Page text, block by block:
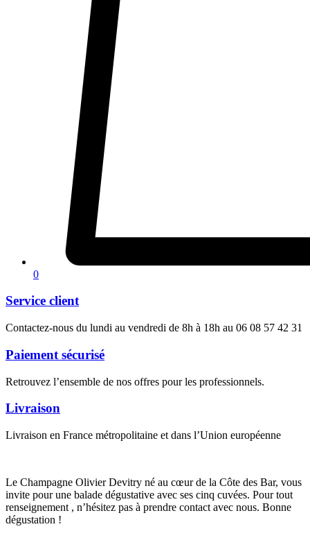
0
Service client
Contactez-nous du lundi au vendredi de 8h à 18h au 06 08 57 42 31
Paiement sécurisé
Retrouvez l’ensemble de nos offres pour les professionnels.
Livraison
Livraison en France métropolitaine et dans l’Union européenne
Le Champagne Olivier Devitry né au cœur de la Côte des Bar, vous
invite pour une balade dégustative avec ses cinq cuvées. Pour tout
renseignement , n’hésitez pas à prendre contact avec nous. Bonne
dégustation !